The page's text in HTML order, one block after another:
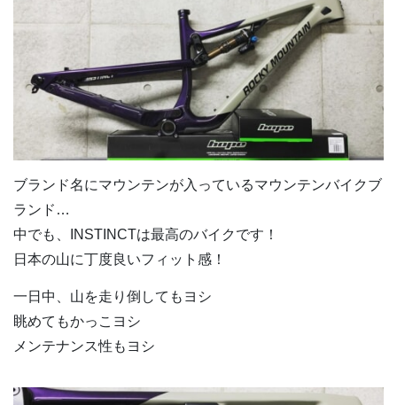
ブランド名にマウンテンが入っているマウンテンバイクブ
ランド…
中でも、INSTINCTは最高のバイクです！
日本の山に丁度良いフィット感！
一日中、山を走り倒してもヨシ
眺めてもかっこヨシ
メンテナンス性もヨシ